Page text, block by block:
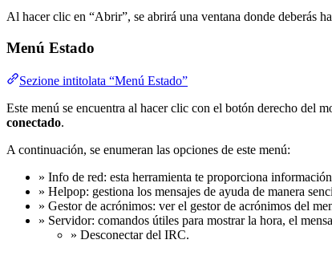
Al hacer clic en “Abrir”, se abrirá una ventana donde deberás
Menú Estado
Sezione intitolata “Menú Estado”
Este menú se encuentra al hacer clic con el botón derecho del
conectado.
A continuación, se enumeran las opciones de este menú:
» Info de red: esta herramienta te proporciona
» Helpop: gestiona los mensajes de ayuda de manera
» Gestor de acrónimos: ver el gestor de acrónimos del
» Servidor: comandos útiles para mostrar la hora, el
» Desconectar del IRC.